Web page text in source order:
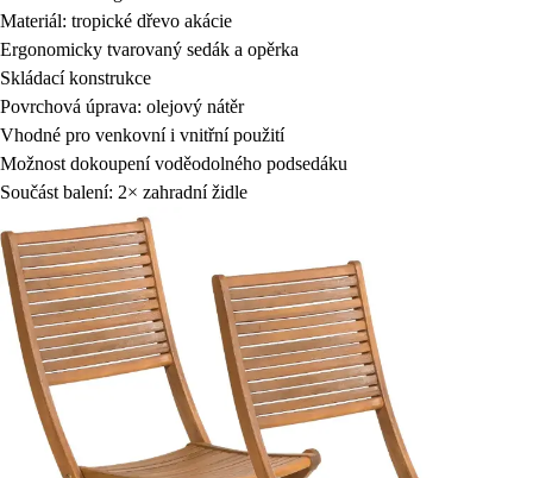
Materiál: tropické dřevo akácie
Ergonomicky tvarovaný sedák a opěrka
Skládací konstrukce
Povrchová úprava: olejový nátěr
Vhodné pro venkovní i vnitřní použití
Možnost dokoupení voděodolného podsedáku
Součást balení: 2× zahradní židle